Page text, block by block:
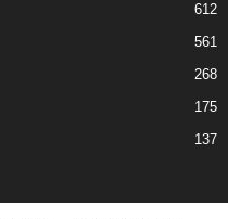
612
561
268
175
137